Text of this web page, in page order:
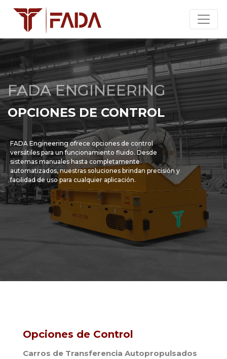
FADA ENGINEERING
OPCIONES DE CONTROL
FADA Engineering ofrece opciones de control
versátiles para un funcionamiento fluido. Desde
sistemas manuales hasta completamente
automatizados, nuestras soluciones brindan precisión y
facilidad de uso para cualquier aplicación.
Opciones de Control
Carros de Transferencia Autopropulsados